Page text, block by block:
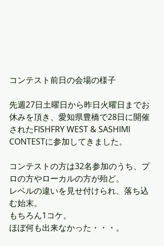
コンテスト前日の会場の様子
先週27日土曜日から昨日火曜日までお
休みを頂き、愛知県豊橋で28日に開催
されたFISHFRY WEST & SASHIMI
CONTESTに参加してきました。
コンテストの方は32名参加のうち、プ
ロの方やローカルの方が殆ど。
レベルの違いを見せ付けられ、落ち込
む始末。
もちろん1コケ。
ほぼ何も出来なかった・・・。